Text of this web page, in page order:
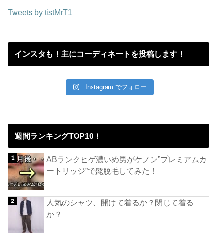
Tweets by tistMrT1
インスタも！主にコーディネートを投稿します！
Instagram でフォロー
週間ランキングTOP10！
ABランクヒゲ濃いめ男がケノン”プレミアムカ
ートリッジ”で髭脱毛してみた！
人気のシャツ、開けて着るか？閉じて着る
か？